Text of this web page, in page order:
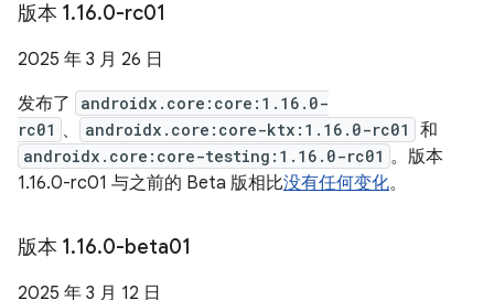
版本 1.16.0-rc01
2025 年 3 月 26 日
发布了
androidx.core:core:1.16.0-
rc01 、 androidx.core:core-ktx:1.16.0-rc01 和
androidx.core:core-testing:1.16.0-rc01 。版本
1.16.0-rc01 与之前的 Beta 版相比没有任何变化。
版本 1.16.0-beta01
2025 年 3 月 12 日